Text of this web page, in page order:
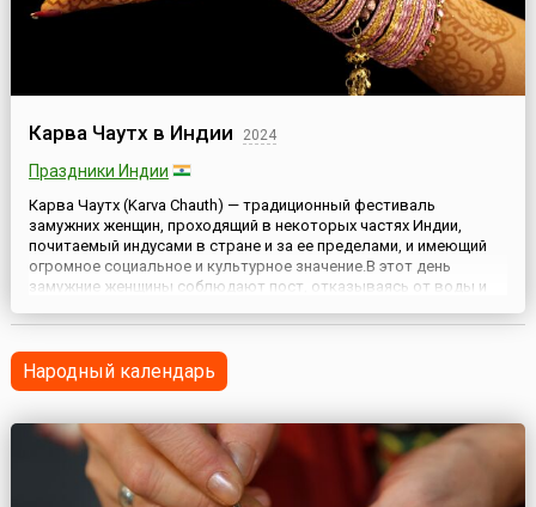
Карва Чаутх в Индии 2024
Праздники Индии
Карва Чаутх (Karva Chauth) — традиционный фестиваль
замужних женщин, проходящий в некоторых частях Индии,
почитаемый индусами в стране и за ее пределами, и имеющий
огромное социальное и культурное значение.В этот день
замужние женщины соблюдают пост, отказываясь от воды и
ритуал символизирует преданность жен своим мужьям и
готовность и...
Народный календарь